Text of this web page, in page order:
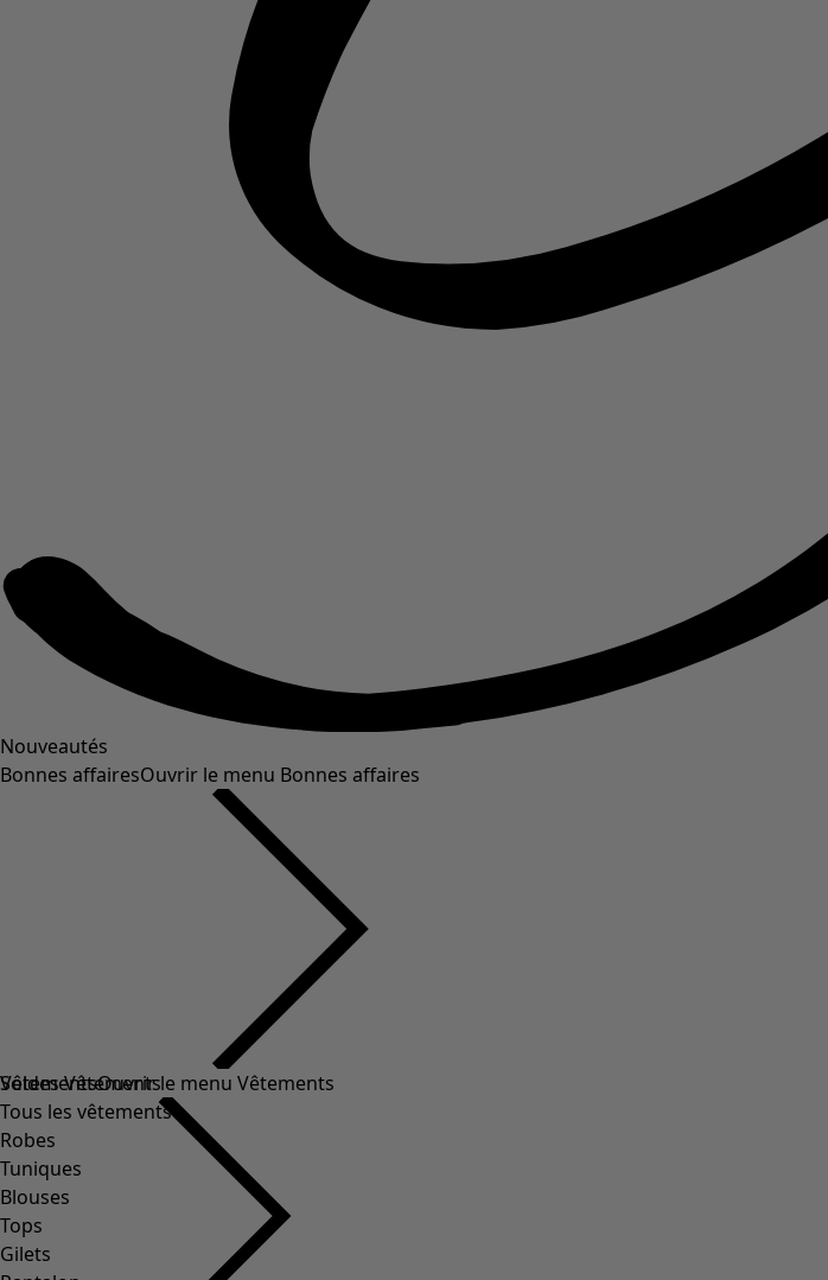
Nouveautés
Bonnes affairesOuvrir le menu Bonnes affaires
Soldes Vêtements
Tous les vêtements
Robes
Tuniques
Blouses
Tops
Gilets
VêtementsOuvrir le menu Vêtements